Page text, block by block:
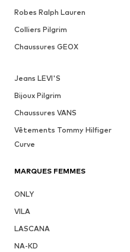
Robes Ralph Lauren
Colliers Pilgrim
Chaussures GEOX
Jeans LEVI'S
Bijoux Pilgrim
Chaussures VANS
Vêtements Tommy Hilfiger
Curve
MARQUES FEMMES
ONLY
VILA
LASCANA
NA-KD